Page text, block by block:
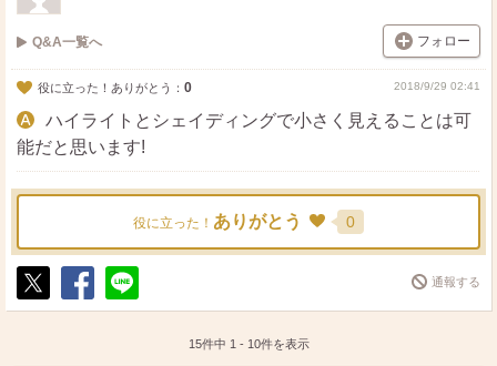
Q&A一覧へ フォロー
役に立った！ありがとう： 0 2018/9/29 02:41
ハイライトとシェイディングで小さく見えることは可
能だと思います!
役に立った！ ありがとう 0
ポ
シ
送
通報する
15件中 1 - 10件を表示